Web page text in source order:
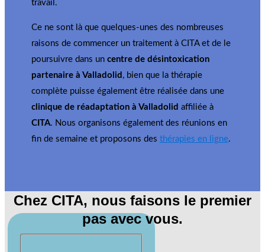
travail.
Ce ne sont là que quelques-unes des nombreuses
raisons de commencer un traitement à CITA et de le
poursuivre dans un centre de désintoxication
partenaire à Valladolid , bien que la thérapie
complète puisse également être réalisée dans une
clinique de réadaptation à Valladolid affiliée à
CITA. Nous organisons également des réunions en
fin de semaine et proposons des thérapies en ligne.
Chez CITA, nous faisons le premier
pas avec vous.